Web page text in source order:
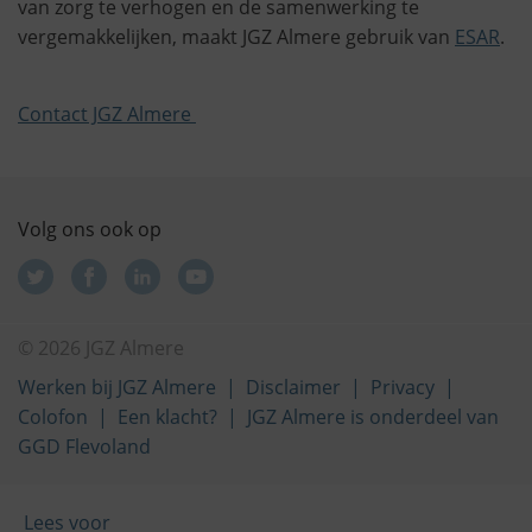
van zorg te verhogen en de samenwerking te
vergemakkelijken, maakt JGZ Almere gebruik van ESAR.
Contact JGZ Almere
Volg ons ook op
© 2026 JGZ Almere
Werken bij JGZ Almere
Disclaimer
Privacy
Colofon
Een klacht?
JGZ Almere is onderdeel van
GGD Flevoland
Lees voor